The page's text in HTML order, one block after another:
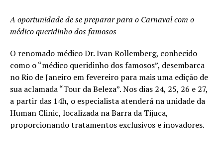
A oportunidade de se preparar para o Carnaval com o
médico queridinho dos famosos
O renomado médico Dr. Ivan Rollemberg, conhecido
como o “médico queridinho dos famosos”, desembarca
no Rio de Janeiro em fevereiro para mais uma edição de
sua aclamada “Tour da Beleza”. Nos dias 24, 25, 26 e 27,
a partir das 14h, o especialista atenderá na unidade da
Human Clinic, localizada na Barra da Tijuca,
proporcionando tratamentos exclusivos e inovadores.